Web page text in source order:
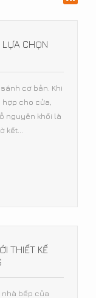
LỰA CHỌN
cơ bản. Khi
cho cửa,
nguyên khối là
THIẾT KẾ
bếp của